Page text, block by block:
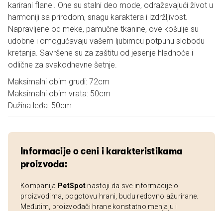
karirani flanel. One su stalni deo mode, odražavajući život u
harmoniji sa prirodom, snagu karaktera i izdržljivost.
Napravljene od meke, pamučne tkanine, ove košulje su
udobne i omogućavaju vašem ljubimcu potpunu slobodu
kretanja. Savršene su za zaštitu od jesenje hladnoće i
odlične za svakodnevne šetnje.
Maksimalni obim grudi: 72cm
Maksimalni obim vrata: 50cm
Dužina leđa: 50cm
Informacije o ceni i karakteristikama
proizvoda:
Kompanija PetSpot nastoji da sve informacije o
proizvodima, pogotovu hrani, budu redovno ažurirane.
Međutim, proizvođači hrane konstatno menjaju i